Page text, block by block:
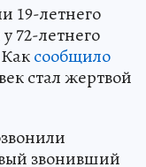
19-летнего
72-летнего
сообщило
стал жертвой
звонивший